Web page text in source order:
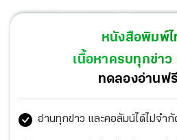
หลังกระจายกำลังจับกุมในพื้นที่ 3
ปากแข็งให้การปฏิเสธ
หนังสือพิมพ์ไ
เนื้อหาครบทุกข่า
ทดลองอ่านฟ
อ่านทุกข่าว และคอลัมน์ได้ไม่จำกั